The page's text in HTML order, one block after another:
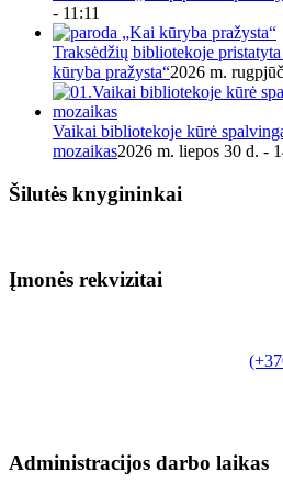
- 11:11
Traksėdžių bibliotekoje
kūryba pražysta“2026 m.
Vaikai bibliotekoje kūrė
mozaikas2026 m. liepos 30 d. -
Šilutės knygininkai
Įmonės rekvizitai
Administracijos darbo laikas